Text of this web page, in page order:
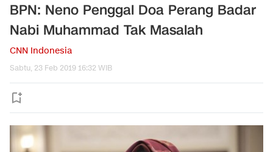
BPN: Neno Penggal Doa Perang Badar
Nabi Muhammad Tak Masalah
CNN Indonesia
Sabtu, 23 Feb 2019 16:32 WIB